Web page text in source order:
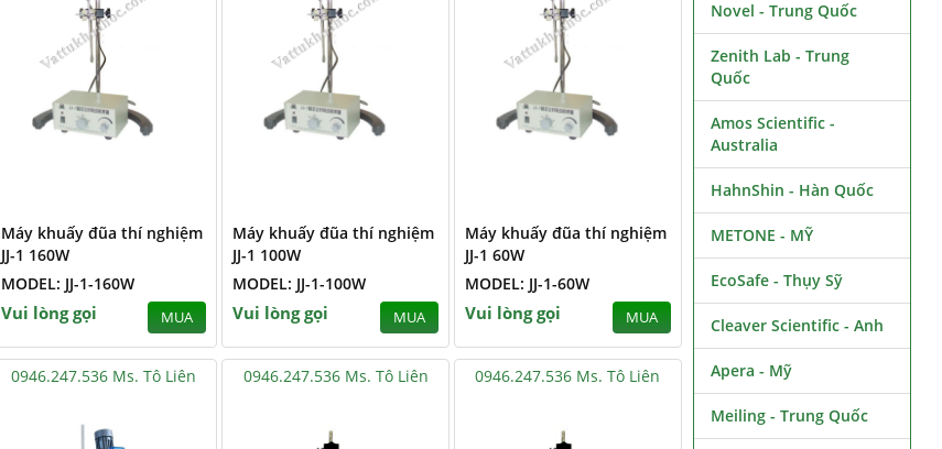
Máy khuấy đũa thí nghiệm
JJ-1 160W
MODEL: JJ-1-160W
Vui lòng gọi MUA
Máy khuấy đũa thí nghiệm
JJ-1 100W
MODEL: JJ-1-100W
Vui lòng gọi MUA
Máy khuấy đũa thí nghiệm
JJ-1 60W
MODEL: JJ-1-60W
Vui lòng gọi MUA
0946.247.536 Ms. Tô Liên 0946.247.536 Ms. Tô Liên 0946.247.536 Ms. Tô Liên
Novel - Trung Quốc
Zenith Lab - Trung
Quốc
Amos Scientific -
Australia
HahnShin - Hàn Quốc
METONE - MỸ
EcoSafe - Thụy Sỹ
Cleaver Scientific - Anh
Apera - Mỹ
Meiling - Trung Quốc